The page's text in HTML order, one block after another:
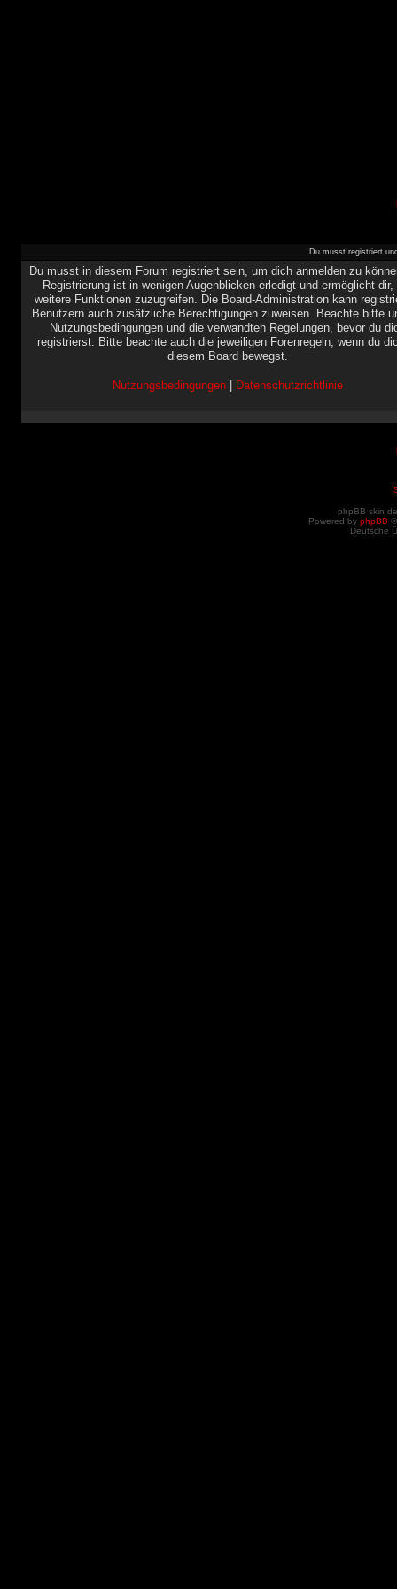
Du musst registriert
Du musst in diesem Forum registriert sein, um dich anmelden zu
Registrierung ist in wenigen Augenblicken erledigt und ermöglicht dir,
weitere Funktionen zuzugreifen. Die Board-Administration kann
Benutzern auch zusätzliche Berechtigungen zuweisen. Beachte bitte
Nutzungsbedingungen und die verwandten Regelungen, bevor du
registrierst. Bitte beachte auch die jeweiligen Forenregeln, wenn du
diesem Board bewegst.
Nutzungsbedingungen| Datenschutzrichtlinie
phpBB skin
Powered by phpBB
Deutsche